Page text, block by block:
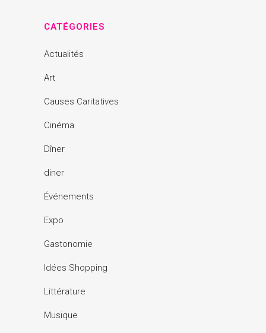
CATÉGORIES
Actualités
Art
Causes Caritatives
Cinéma
Dîner
diner
Événements
Expo
Gastonomie
Idées Shopping
Littérature
Musique